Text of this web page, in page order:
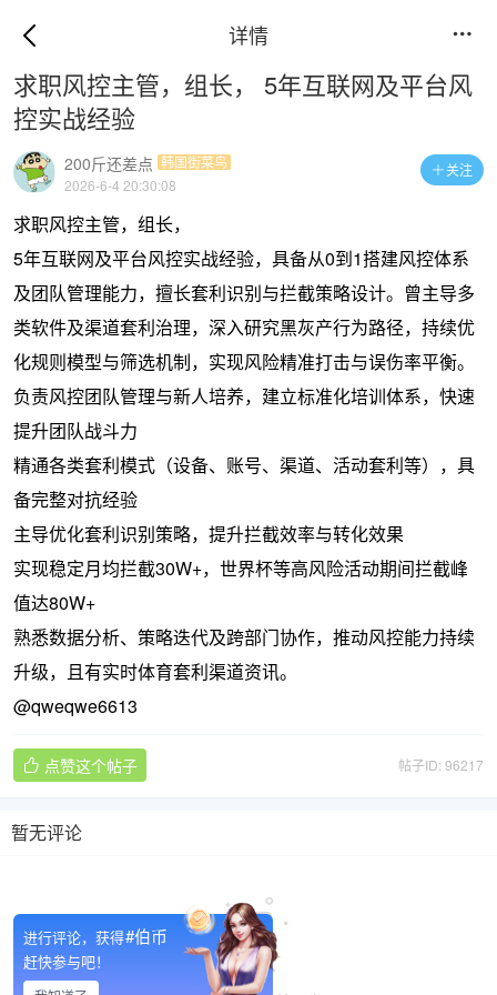
详情 
求职风控主管，组长， 5年互联网及平台风
控实战经验
关注
200斤还差点 韩国街菜鸟
2026-6-4 20:30:08
求职风控主管，组长，
5年互联网及平台风控实战经验，具备从0到1搭建风控体系
及团队管理能力，擅长套利识别与拦截策略设计。曾主导多
类软件及渠道套利治理，深入研究黑灰产行为路径，持续优
化规则模型与筛选机制，实现风险精准打击与误伤率平衡。
负责风控团队管理与新人培养，建立标准化培训体系，快速
提升团队战斗力
精通各类套利模式（设备、账号、渠道、活动套利等），具
备完整对抗经验
主导优化套利识别策略，提升拦截效率与转化效果
实现稳定月均拦截30W+，世界杯等高风险活动期间拦截峰
值达80W+
熟悉数据分析、策略迭代及跨部门协作，推动风控能力持续
升级，且有实时体育套利渠道资讯。
@qweqwe6613
帖子ID: 96217
 点赞这个帖子
暂无评论

进行评论，获得#伯币
赶快参与吧！